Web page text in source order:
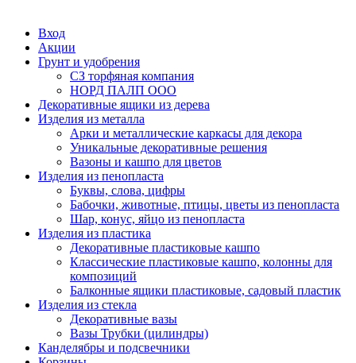
Вход
Акции
Грунт и удобрения
СЗ торфяная компания
НОРД ПАЛП ООО
Декоративные ящики из дерева
Изделия из металла
Арки и металлические каркасы для декора
Уникальные декоративные решения
Вазоны и кашпо для цветов
Изделия из пенопласта
Буквы, слова, цифры
Бабочки, животные, птицы, цветы из пенопласта
Шар, конус, яйцо из пенопласта
Изделия из пластика
Декоративные пластиковые кашпо
Классические пластиковые кашпо, колонны для
композиций
Балконные ящики пластиковые, садовый пластик
Изделия из стекла
Декоративные вазы
Вазы Трубки (цилиндры)
Канделябры и подсвечники